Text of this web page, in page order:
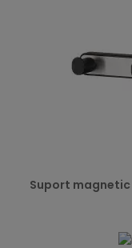
Suport